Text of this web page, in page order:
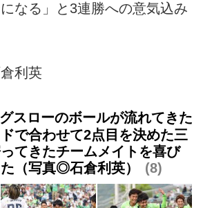
なる」と3連勝への意気込み
利英
グスローのボールが流れてきた
で合わせて2点目を決めた三
てきたチームメイトを喜び
（写真◎石倉利英）
8